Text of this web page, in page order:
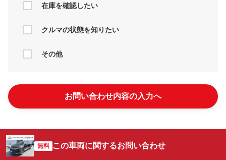
在庫を確認したい
クルマの状態を知りたい
その他
お問い合わせ内容の入力へ
無料 この車両に関するお問い合わせ